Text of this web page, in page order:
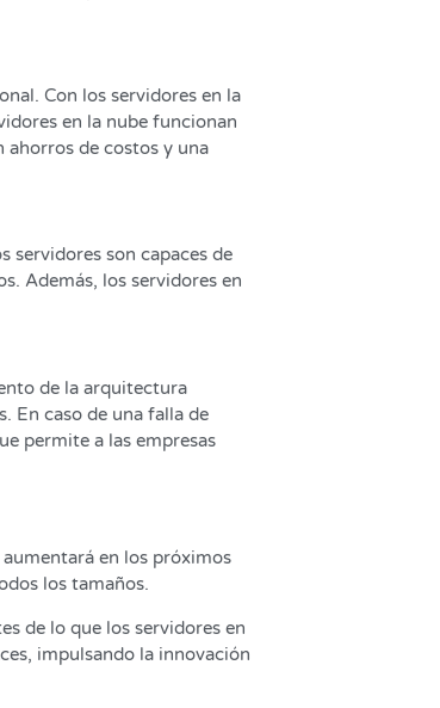
Con los servidores en la
en la nube funcionan
ahorros de costos y una
servidores son capaces de
Además, los servidores en
de la arquitectura
En caso de una falla de
permite a las empresas
en los próximos
los tamaños.
de lo que los servidores en
impulsando la innovación